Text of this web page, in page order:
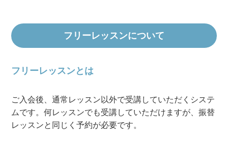
フリーレッスンについて
フリーレッスンとは
ご入会後、通常レッスン以外で受講していただくシステ
ムです。何レッスンでも受講していただけますが、振替
レッスンと同じく予約が必要です。